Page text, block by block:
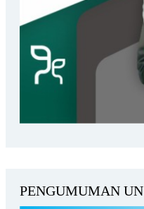
PENGUMUMAN UN